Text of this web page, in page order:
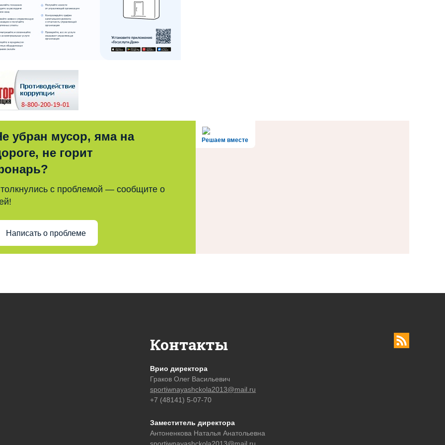
Решаем вместе
убран мусор, яма на
не горит
с проблемой — сообщите о
Написать о проблеме
Контакты
Врио директора
Граков Олег Васильевич
sportiwnayashckola2013@mail.ru
+7 (48141) 5-07-70
Заместитель директора
Антоненкова Наталья Анатольевна